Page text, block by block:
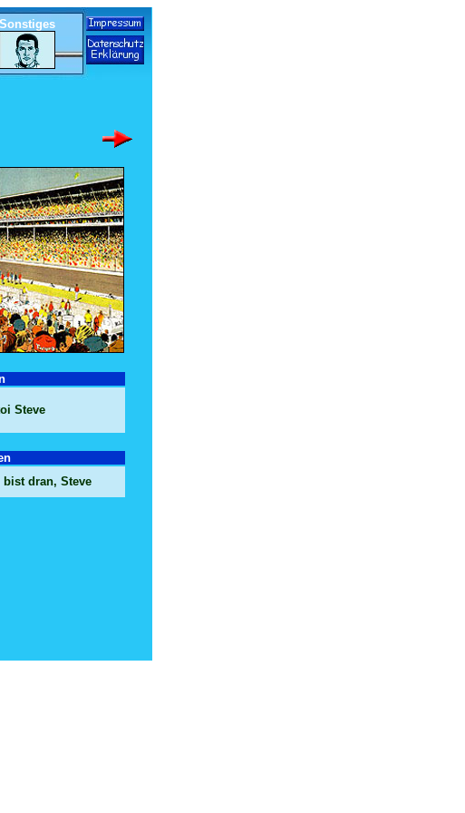
Sonstiges
Steve
bist dran, Steve